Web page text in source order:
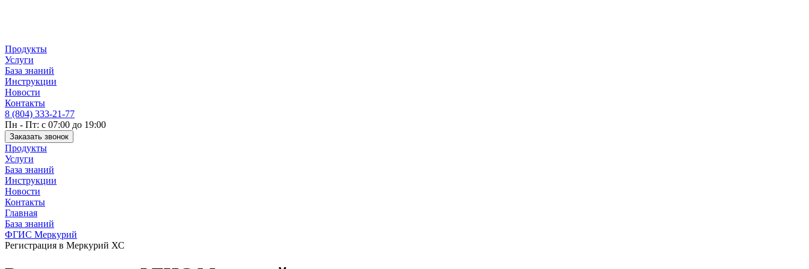
Продукты
Услуги
База знаний
Инструкции
Новости
Контакты
8 (804) 333-21-77
Пн - Пт: с 07:00 до 19:00
Заказать звонок
Продукты
Услуги
База знаний
Инструкции
Новости
Контакты
Главная
База знаний
ФГИС Меркурий
Регистрация в Меркурий ХС